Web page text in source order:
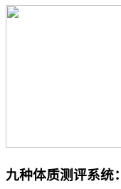
九种体质测评系统：